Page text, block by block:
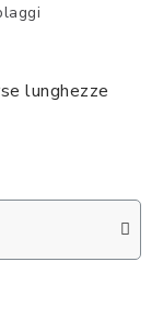
lunghezze